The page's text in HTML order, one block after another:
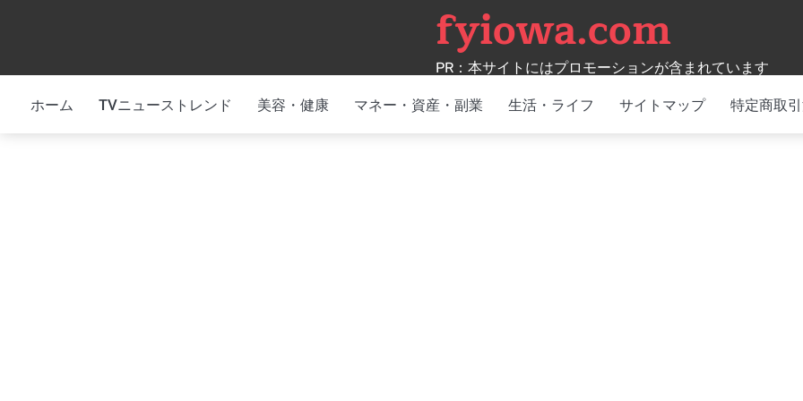
fyiowa.com
PR：本サイトにはプロモーションが含まれています
ホーム TVニューストレンド 美容・健康 マネー・資産・副業 生活・ライフ サイトマップ 特定商取